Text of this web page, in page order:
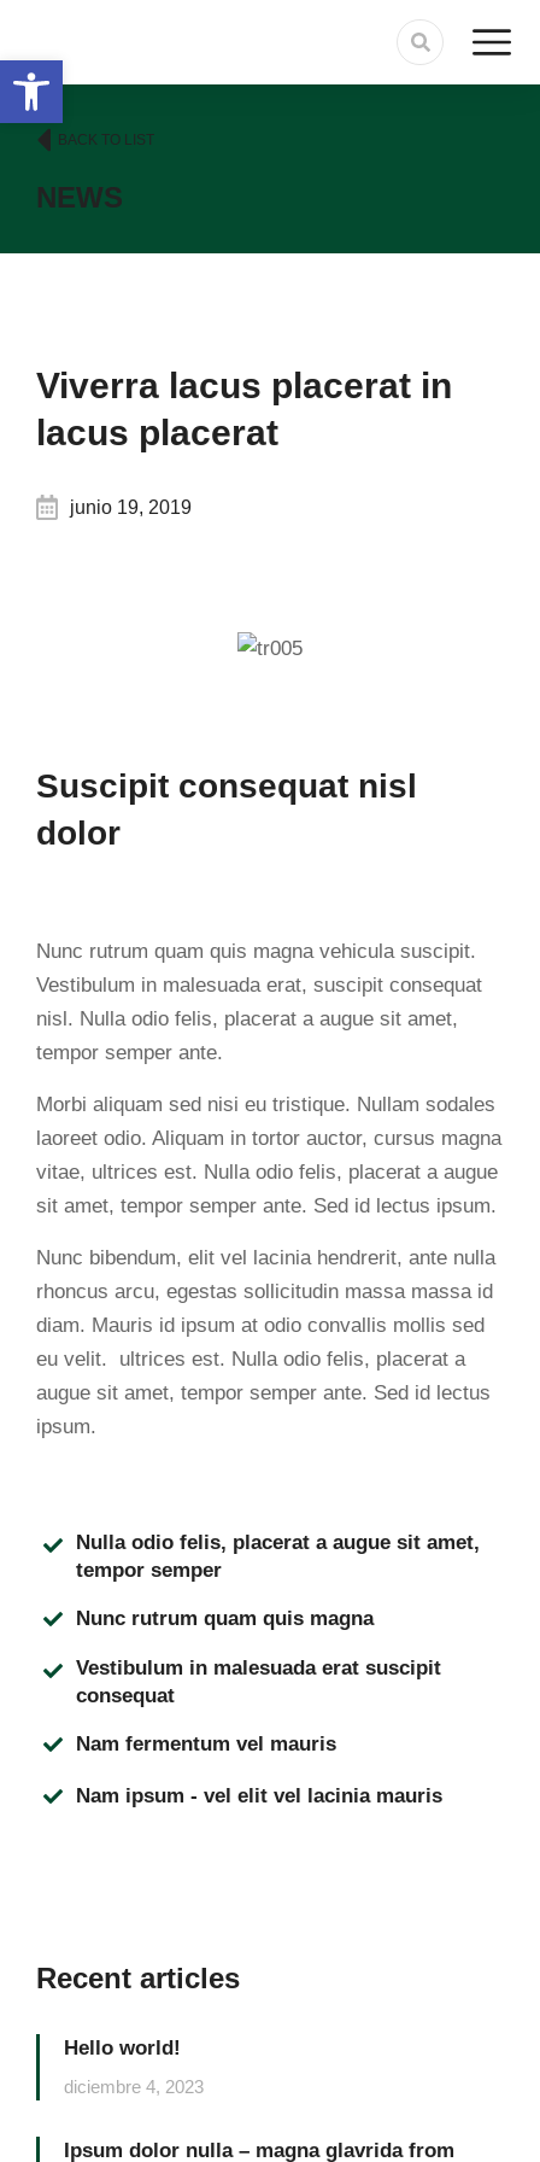
BACK TO LIST
NEWS
Viverra lacus placerat in
lacus placerat
junio 19, 2019
Suscipit consequat nisl
dolor
Nunc rutrum quam quis magna vehicula suscipit.
Vestibulum in malesuada erat, suscipit consequat
nisl. Nulla odio felis, placerat a augue sit amet,
tempor semper ante.
Morbi aliquam sed nisi eu tristique. Nullam sodales
laoreet odio. Aliquam in tortor auctor, cursus magna
vitae, ultrices est. Nulla odio felis, placerat a augue
sit amet, tempor semper ante. Sed id lectus ipsum.
Nunc bibendum, elit vel lacinia hendrerit, ante nulla
rhoncus arcu, egestas sollicitudin massa massa id
diam. Mauris id ipsum at odio convallis mollis sed
eu velit. ultrices est. Nulla odio felis, placerat a
augue sit amet, tempor semper ante. Sed id lectus
ipsum.
Nulla odio felis, placerat a augue sit amet,
tempor semper
Nunc rutrum quam quis magna
Vestibulum in malesuada erat suscipit
consequat
Nam fermentum vel mauris
Nam ipsum - vel elit vel lacinia mauris
Recent articles
Hello world!
diciembre 4, 2023
Ipsum dolor nulla – magna glavrida from
Abrir barra de herramientas